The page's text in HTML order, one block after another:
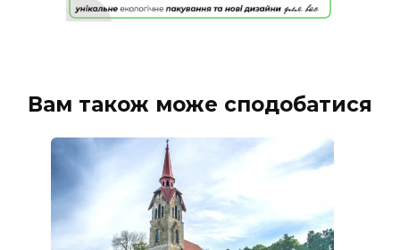
Вам також може сподобатися